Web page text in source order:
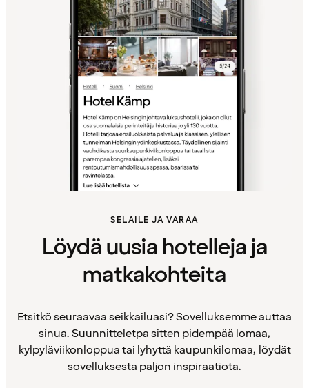
SELAILE JA VARAA
Löydä uusia hotelleja ja
matkakohteita
Etsitkö seuraavaa seikkailuasi? Sovelluksemme auttaa
sinua. Suunnitteletpa sitten pidempää lomaa,
kylpyläviikonloppua tai lyhyttä kaupunkilomaa, löydät
sovelluksesta paljon inspiraatiota.